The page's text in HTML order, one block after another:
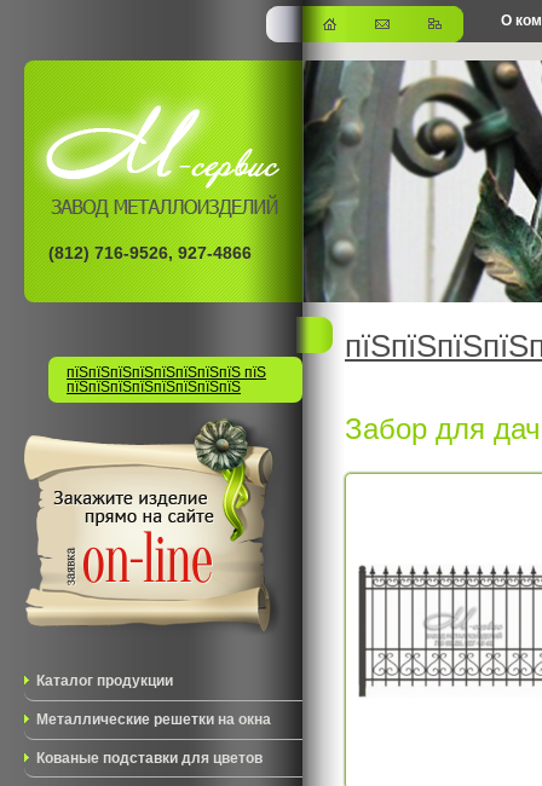
О
офис
(812) 716-9526, 927-4866
пїЅпїЅпїЅпїЅпїЅпїЅпїЅпїЅ пїЅ
пїЅпїЅпїЅпїЅпїЅпїЅпїЅпїЅ
Каталог продукции
Металлические решетки на окна
Кованые подставки для цветов
Забор для